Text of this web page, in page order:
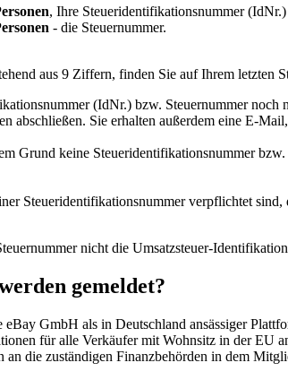
, Ihre Steueridentifikationsnummer
- die Steuernummer.
aus 9 Ziffern, finden Sie auf Ihrem letzten
(IdNr.) bzw. Steuernummer
abschließen. Sie erhalten außerdem eine E-
Grund keine Steueridentifikationsnummer
Steueridentifikationsnummer verpflichtet
nicht die Umsatzsteuer-
gemeldet?
GmbH als in Deutschland ansässiger
für alle Verkäufer mit Wohnsitz in der EU
die zuständigen Finanzbehörden in dem